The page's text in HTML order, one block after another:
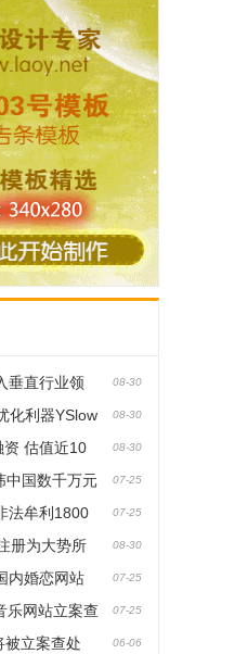
08-30
垂直行业领
08-30
化利器YSlow
08-30
资 估值近10
07-25
中国数千万元
07-25
法牟利1800
08-30
册为大势所
07-25
内婚恋网站
07-25
乐网站立案查
06-06
被立案查处